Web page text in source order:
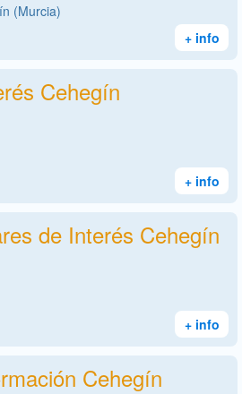
(Murcia)
+ info
Cehegín
+ info
de Interés Cehegín
+ info
Cehegín